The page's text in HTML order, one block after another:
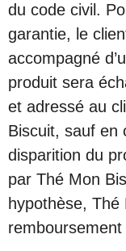
du code civil.
garantie, le
accompagné
produit sera
et adressé au
Biscuit, sauf en
disparition du
par Thé Mon
hypothèse,